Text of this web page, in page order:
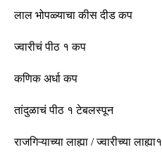
लाल भोपळ्याचा कीस दीड कप
ज्वारीचं पीठ १ कप
कणिक अर्धा कप
तांदुळाचं पीठ १ टेबलस्पून
राजगिऱ्याच्या लाह्या /ज्वारीच्या लाह्या१